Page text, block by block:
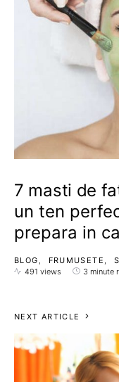
7 masti de
un ten
prepara in
BLOG FRUMUSETE
491 views
3 minute
NEXT ARTICLE